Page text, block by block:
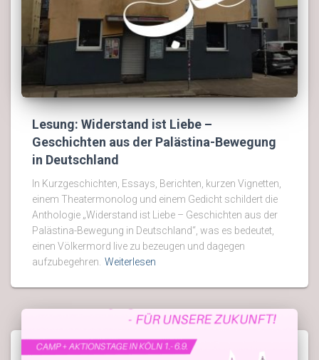
Lesung: Widerstand ist Liebe –
Geschichten aus der Palästina-Bewegung
in Deutschland
In Kurzgeschichten, Essays, Berichten, kurzen Vignetten,
einem Theatermonolog und einem Gedicht schildert die
Anthologie „Widerstand ist Liebe – Geschichten aus der
Palästina-Bewegung in Deutschland“, was es bedeutet,
einen Völkermord live zu bezeugen und dagegen
aufzubegehren. Weiterlesen